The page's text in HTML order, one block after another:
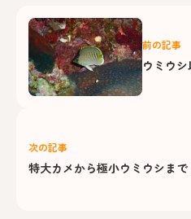
前の記事
ウミウ
次の記事
特大カメから極小ウミウシまで